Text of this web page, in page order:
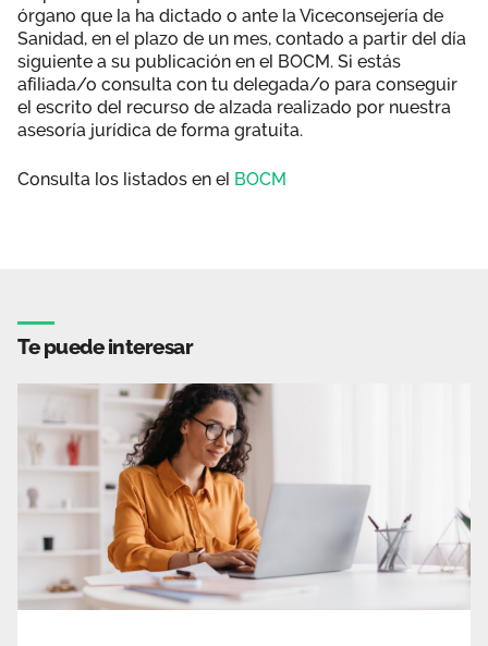
órgano que la ha dictado o ante la Viceconsejería de
Sanidad, en el plazo de un mes, contado a partir del día
siguiente a su publicación en el BOCM. Si estás
afiliada/o consulta con tu delegada/o para conseguir
el escrito del recurso de alzada realizado por nuestra
asesoría jurídica de forma gratuita.
Consulta los listados en el BOCM
Te puede interesar